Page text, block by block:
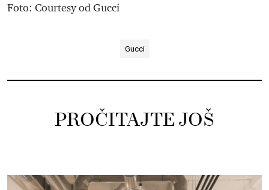
Foto: Courtesy od Gucci
Gucci
PROČITAJTE JOŠ